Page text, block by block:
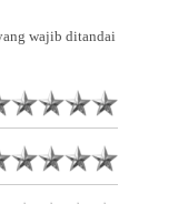
wajib ditandai